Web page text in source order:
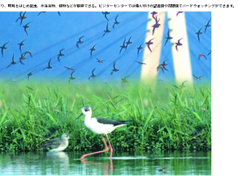
野鳥をはじめ昆虫、水生生物、植物などが観察できる。ビジターセンターでは備え付けの望遠鏡や双眼鏡でバードウォッチングができます。